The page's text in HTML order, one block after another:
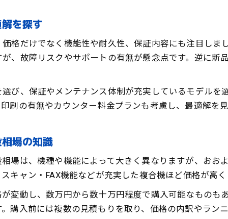
最適な業務用コピー機の選び方を徹底解説
オフィス規模別業務用コピー機の選定ポイント
業務用コピー機の値段と性能比較のコツを紹介
低価格業務用コピー機で業務効率化を実現する方
業務用コピー機中古活用で費用を抑えるアイデア
業務用コピー機の購入タイミングと賢い選び方
業務用コピー機のランニングコスト削減テクニッ
業務用コピー機の賢い導入事例とコツをご紹介
を探す
格だけでなく機能性や耐久性、保証内容にも注目しま
、故障リスクやサポートの有無が懸念点です。逆に新
び、保証やメンテナンス体制が充実しているモデルを
刷の有無やカウンター料金プランも考慮し、最適解を
場の知識
場は、機種や機能によって大きく異なりますが、おお
キャン・FAX機能などが充実した複合機ほど価格が高
変動し、数万円から数十万円程度で購入可能なものも
購入前には複数の見積もりを取り、価格の内訳やラン